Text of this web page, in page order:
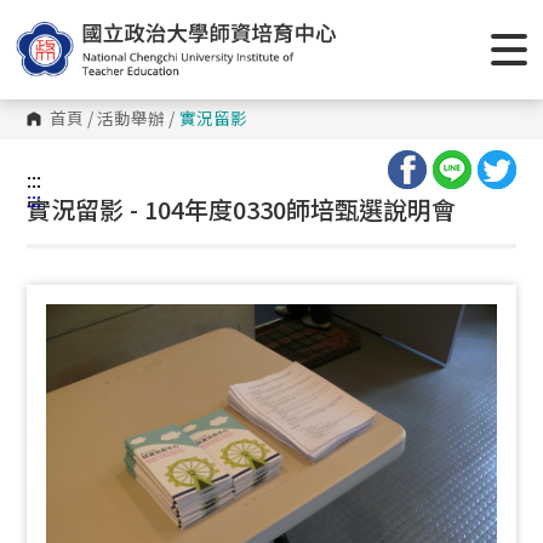
到
主
要
內
容
區 首頁 /活動舉辦 / 實況留影
:::
:::
實況留影 - 104年度0330師培甄選說明會